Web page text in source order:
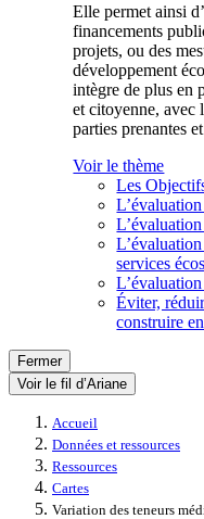
Elle permet ainsi
financements
projets, ou des
développement
intègre de plus en
et citoyenne, avec
parties prenantes
Voir le thème
Les
services
Éviter,
construire
Fermer
Voir le fil d’Ariane
Accueil
Données et ressources
Ressources
Cartes
Variation des teneurs